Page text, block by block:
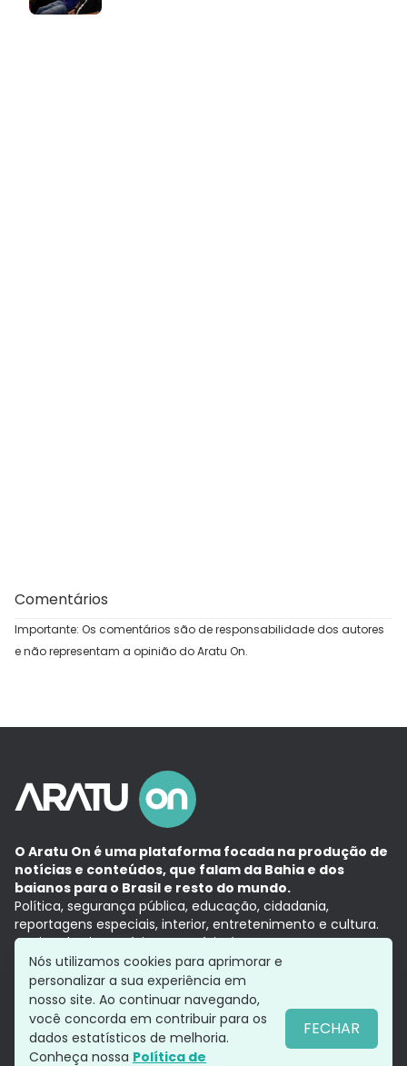
Comentários
Importante: Os comentários são de responsabilidade dos autores
e não representam a opinião do Aratu On.
O Aratu On é uma plataforma focada na produção de
notícias e conteúdos, que falam da Bahia e dos
baianos para o Brasil e resto do mundo.
Política, segurança pública, educação, cidadania,
reportagens especiais, interior, entretenimento e cultura.
Aqui, tudo vira notícia e a notícia é no tempo presente,
com a credibilidade do Grupo Aratu.
Grupo Aratu
Política de privacidade
Siga-nos
Nós utilizamos cookies para aprimorar e
personalizar a sua experiência em
nosso site. Ao continuar navegando,
você concorda em contribuir para os
dados estatísticos de melhoria.
Conheça nossa Política de
FECHAR